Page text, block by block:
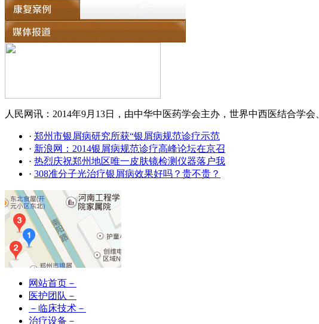
人民网讯：2014年9月13日，由中华中医药学会主办，世界中西医结合学
· 郑州市银屑病研究所获“银屑病规范诊疗示范
· 新浪网：2014银屑病规范诊疗高峰论坛在京召
· 热烈庆祝郑州地区唯一皮肤镜检测仪器落户我
· 308准分子光治疗银屑病效果好吗？贵不贵？
网站首页－
医护团队－
－临床技术－
治疗设备－